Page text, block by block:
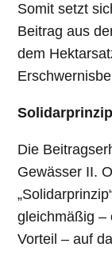
Somit setzt
Beitrag aus
dem
Solidarprinzip
Die
Gewässer II.
gleichmäßig –
Vorteil – auf